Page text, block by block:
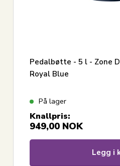
Pedalbøtte - 5 l - Zone
Royal Blue
På lager
Knallpris:
949,00 NOK
Legg i